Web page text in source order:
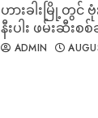
ဟားခါးမြို့တွင်
နီးပါး ဖမ်းဆီးစ
ADMIN